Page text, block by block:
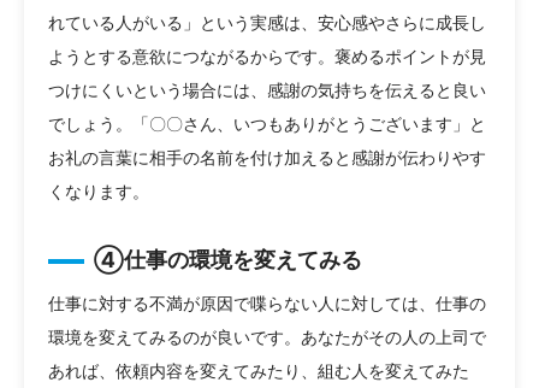
れている人がいる」という実感は、安心感やさらに成長し
ようとする意欲につながるからです。褒めるポイントが見
つけにくいという場合には、感謝の気持ちを伝えると良い
でしょう。「〇〇さん、いつもありがとうございます」と
お礼の言葉に相手の名前を付け加えると感謝が伝わりやす
くなります。
④仕事の環境を変えてみる
仕事に対する不満が原因で喋らない人に対しては、仕事の
環境を変えてみるのが良いです。あなたがその人の上司で
あれば、依頼内容を変えてみたり、組む人を変えてみた